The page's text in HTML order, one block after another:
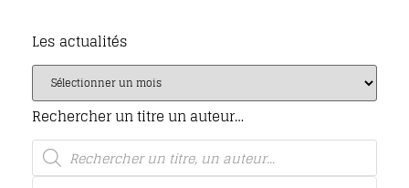
Les actualités
Rechercher un titre un auteur…